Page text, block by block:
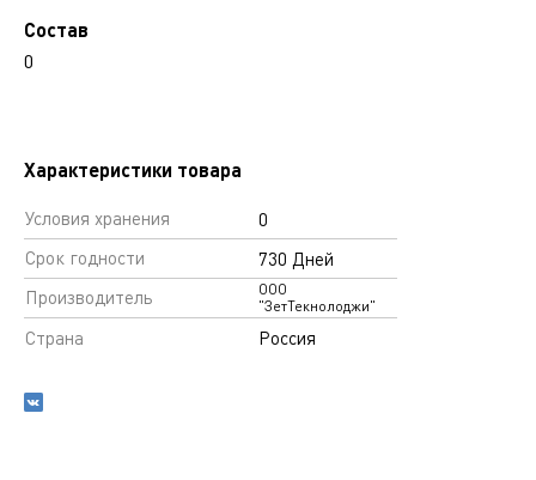
Состав
0
Характеристики товара
Условия хранения
0
Срок годности
730 Дней
Производитель
ООО
"ЗетТекнолоджи"
Страна Россия